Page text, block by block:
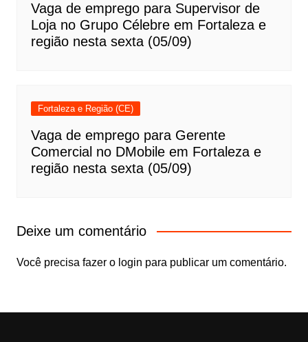
Vaga de emprego para Supervisor de
Loja no Grupo Célebre em Fortaleza e
região nesta sexta (05/09)
Fortaleza e Região (CE)
Vaga de emprego para Gerente
Comercial no DMobile em Fortaleza e
região nesta sexta (05/09)
Deixe um comentário
Você precisa fazer o login para publicar um comentário.